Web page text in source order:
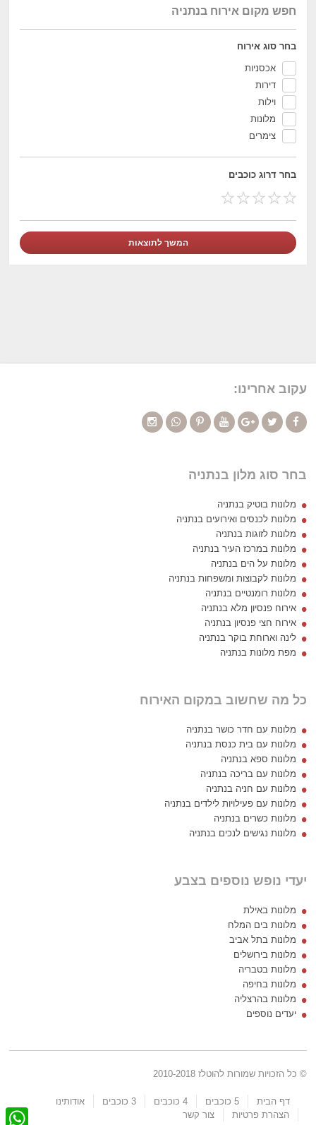
חפש מקום אירוח בנתניה
בחר סוג אירוח
אכסניות
דירות
וילות
מלונות
צימרים
בחר דרוג כוכבים
עקוב אחרינו:
בחר סוג מלון בנתניה
מלונות בוטיק בנתניה
מלונות לכנסים ואירועים בנתניה
מלונות לזוגות בנתניה
מלונות במרכז העיר בנתניה
מלונות על הים בנתניה
מלונות לקבוצות ומשפחות בנתניה
מלונות רומנטיים בנתניה
אירוח פנסיון מלא בנתניה
אירוח חצי פנסיון בנתניה
לינה וארוחת בוקר בנתניה
מפת מלונות בנתניה
כל מה שחשוב במקום האירוח
מלונות עם חדר כושר בנתניה
מלונות עם בית כנסת בנתניה
מלונות ספא בנתניה
מלונות עם בריכה בנתניה
מלונות עם חניה בנתניה
מלונות עם פעילויות לילדים בנתניה
מלונות כשרים בנתניה
מלונות נגישים לנכים בנתניה
יעדי נופש נוספים בצבע
מלונות באילת
מלונות בים המלח
מלונות בתל אביב
מלונות בירושלים
מלונות בטבריה
מלונות בחיפה
מלונות בהרצליה
יעדים נוספים
© כל הזכויות שמורות להוטלז 2010-2018
דף הבית 5 כוכבים 4 כוכבים 3 כוכבים
אודותינו
הצהרת פרטיות
צור קשר
W